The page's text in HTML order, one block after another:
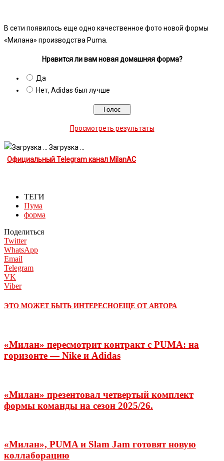
В сети появилось еще одно качественное фото новой формы
«Милана» производства Puma.
Нравится ли вам новая домашняя форма?
Да
Нет, Adidas был лучше
Просмотреть результаты
Загрузка ...
Официальный Telegram канал MilanAC
ТЕГИ
Пума
форма
Поделиться
Twitter
WhatsApp
Email
Telegram
VK
Viber
ЭТО МОЖЕТ БЫТЬ ИНТЕРЕСНОЕЩЕ ОТ АВТОРА
«Милан» пересмотрит контракт с PUMA: на
горизонте — Nike и Adidas
«Милан» презентовал четвертый комплект
формы команды на сезон 2025/26.
«Милан», PUMA и Slam Jam готовят новую
коллаборацию